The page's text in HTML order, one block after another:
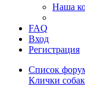
Наша
FAQ
Вход
Регистрация
Список
Клички собак